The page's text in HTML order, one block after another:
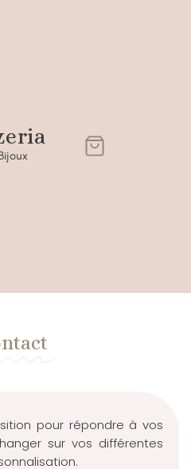
pour répondre à vos
sur vos différentes